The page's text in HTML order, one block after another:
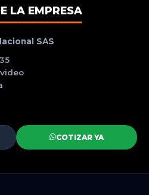
LA EMPRESA
SAS
COTIZAR YA